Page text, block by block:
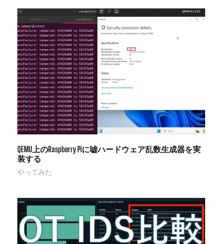
QEMU上のRaspberry Piに嘘ハードウェア乱数生成器を実
装する
やってみた